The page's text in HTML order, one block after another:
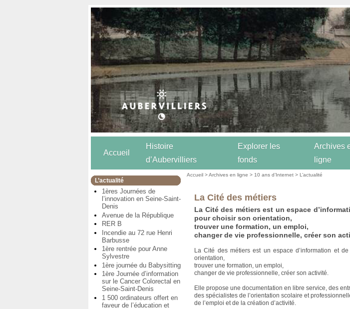
Accueil
Histoire
d’Aubervilliers
Explorer les
fonds
Archives
ligne
L’actualité
1ères Journées de
l’innovation en Seine-Saint-
Denis
Avenue de la République
RER B
Incendie au 72 rue Henri
Barbusse
1ère rentrée pour Anne
Sylvestre
1ère journée du Babysitting
1ère Journée d’information
sur le Cancer Colorectal en
Seine-Saint-Denis
1 500 ordinateurs offert en
faveur de l’éducation et
Accueil >Archives en ligne > 10 ans d’Internet >L’actualité
La Cité des métiers
La Cité des métiers est un espace
pour choisir son orientation,
trouver une formation, un emploi,
changer de vie professionnelle, créer son
La Cité des métiers est un espace d’information et
orientation,
trouver une formation, un emploi,
changer de vie professionnelle, créer son activité.
Elle propose une documentation en libre service, des
des spécialistes de l’orientation scolaire et
de l’emploi et de la création d’activité.